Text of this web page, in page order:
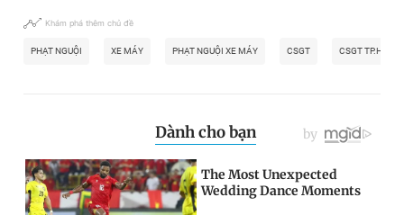
Khám phá thêm chủ đề
PHẠT NGUỘI XE MÁY PHẠT NGUỘI XE MÁY CSGT CSGT TP.HCM